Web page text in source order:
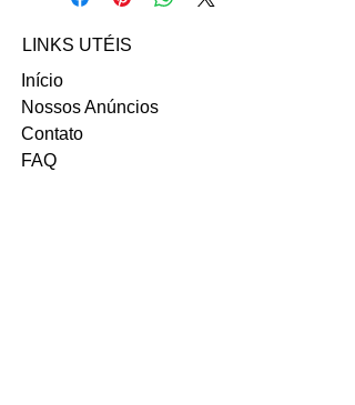
Email:
kemillymacnamara@outlook.com
INSTAGRAM
LINKS UTÉIS
Início
Nossos Anúncios
Contato
FAQ